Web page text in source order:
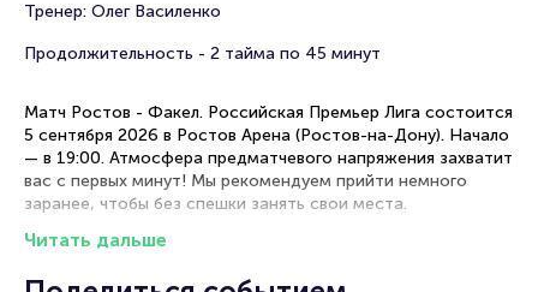
Тренер: Олег Василенко
Продолжительность - 2 тайма по 45 минут
Матч Ростов - Факел. Российская Премьер Лига состоится
5 сентября 2026 в Ростов Арена (Ростов-на-Дону). Начало
— в 19:00. Атмосфера предматчевого напряжения захватит
вас с первых минут! Мы рекомендуем прийти немного
заранее, чтобы без спешки занять свои места.
ФК Ростов и ФК Факел сразятся в турнире Российская
Читать дальше